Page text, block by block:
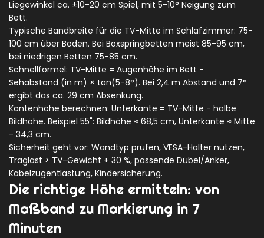
Liegewinkel ca. ±10-20 cm Spiel, mit 5-10° Neigung zum
Bett.
Typische Bandbreite für die TV-Mitte im Schlafzimmer: 75-
100 cm über Boden. Bei Boxspringbetten meist 85-95 cm,
bei niedrigen Betten 75-85 cm.
Schnellformel: TV-Mitte = Augenhöhe im Bett -
Sehabstand (in m) × tan(5-8°). Bei 2,4 m Abstand und 7°
ergibt das ca. 29 cm Absenkung.
Kantenhöhe berechnen: Unterkante = TV-Mitte - halbe
Bildhöhe. Beispiel 55": Bildhöhe ≈ 68,5 cm, Unterkante ≈ Mitte
- 34,3 cm.
Sicherheit geht vor: Wandtyp prüfen, VESA-Halter nutzen,
Traglast > TV-Gewicht + 30 %, passende Dübel/Anker,
Kabelzugentlastung, Kindersicherung.
Die richtige Höhe ermitteln: von
Maßband zu Markierung in 7
Minuten